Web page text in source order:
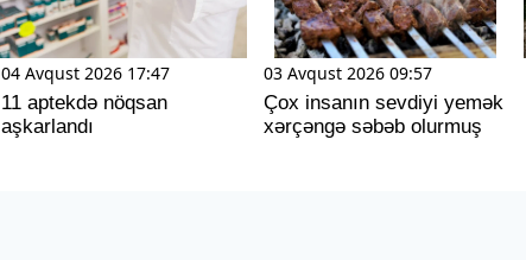
04 Avqust 2026 17:47
11 aptekdə nöqsan
aşkarlandı
03 Avqust 2026 09:57
Çox insanın sevdiyi yemək
xərçəngə səbəb olurmuş